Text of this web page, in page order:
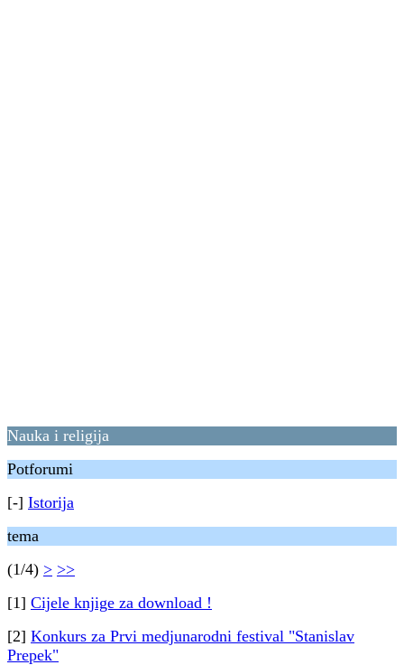
Nauka i religija
Potforumi
[-] Istorija
tema
(1/4) > >>
[1] Cijele knjige za download !
[2] Konkurs za Prvi medjunarodni festival "Stanislav
Prepek"